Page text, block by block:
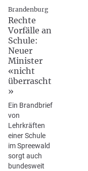
Brandenburg
Rechte
Vorfälle an
Schule:
Neuer
Minister
«nicht
überrascht
»
Ein Brandbrief
von
Lehrkräften
einer Schule
im Spreewald
sorgt auch
bundesweit